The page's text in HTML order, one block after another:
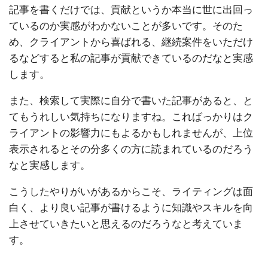
記事を書くだけでは、貢献というか本当に世に出回っ
ているのか実感がわかないことが多いです。そのた
め、クライアントから喜ばれる、継続案件をいただけ
るなどすると私の記事が貢献できているのだなと実感
します。
また、検索して実際に自分で書いた記事があると、と
てもうれしい気持ちになりますね。こればっかりはク
ライアントの影響力にもよるかもしれませんが、上位
表示されるとその分多くの方に読まれているのだろう
なと実感します。
こうしたやりがいがあるからこそ、ライティングは面
白く、より良い記事が書けるように知識やスキルを向
上させていきたいと思えるのだろうなと考えていま
す。